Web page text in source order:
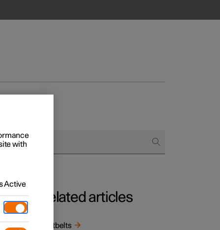
Related articles
Seatbelts
with
Active